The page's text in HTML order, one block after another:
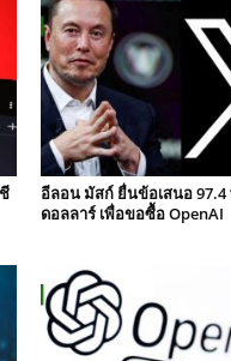
อีลอน มัสก์ ยื่นข้อเสนอ
ดอลลาร์ เพื่อขอซื้อ OpenAI